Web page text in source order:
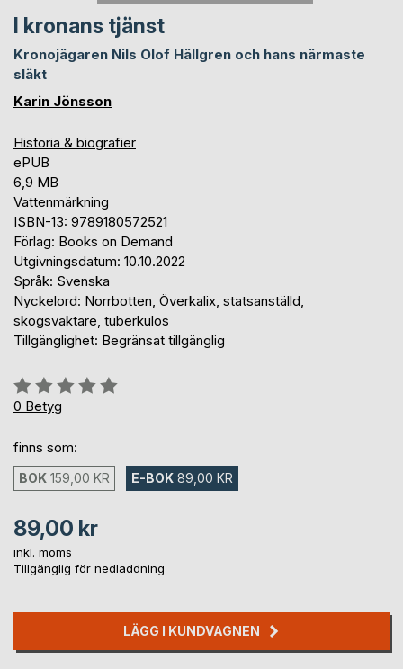
I kronans tjänst
Kronojägaren Nils Olof Hällgren och hans närmaste
släkt
Karin Jönsson
Historia & biografier
ePUB
6,9 MB
Vattenmärkning
ISBN-13: 9789180572521
Förlag: Books on Demand
Utgivningsdatum: 10.10.2022
Språk: Svenska
Nyckelord: Norrbotten, Överkalix, statsanställd,
skogsvaktare, tuberkulos
Tillgänglighet: Begränsat tillgänglig
Betyg::
0%
0 Betyg
finns som:
BOK 159,00 KR E-BOK 89,00 KR
89,00 kr
inkl. moms
Tillgänglig för nedladdning
LÄGG I KUNDVAGNEN